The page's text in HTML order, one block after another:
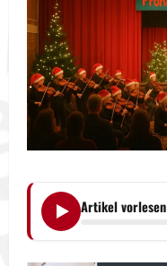
Artikel vorlesen